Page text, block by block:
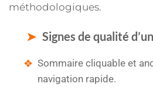
méthodologiques.
Signes de qualité
Sommaire cliquable et
navigation rapide.